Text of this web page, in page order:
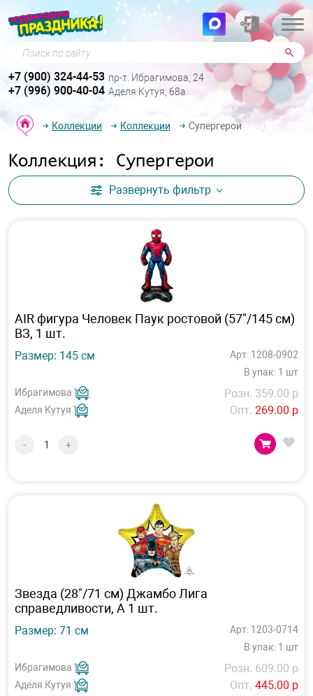
Поиск по сайту
+7 (900) 324-44-53 пр-т. Ибрагимова, 24
+7 (996) 900-40-04 Аделя Кутуя, 68а
Коллекции Коллекции Супергерои
Коллекция: Супергерои
Развернуть фильтр
AIR фигура Человек Паук ростовой (57"/145 см)
ВЗ, 1 шт.
Размер: 145 см
Арт: 1208-0902
В упак: 1 шт
Ибрагимова
Аделя Кутуя
Розн. 359.00 р
Опт. 269.00 р
- +
Звезда (28"/71 см) Джамбо Лига
справедливости, А 1 шт.
Размер: 71 см
Арт: 1203-0714
В упак: 1 шт
Ибрагимова
Аделя Кутуя
Розн. 609.00 р
Опт. 445.00 р